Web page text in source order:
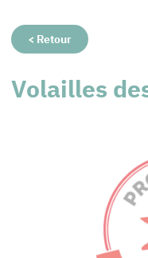
< Retour
Volailles